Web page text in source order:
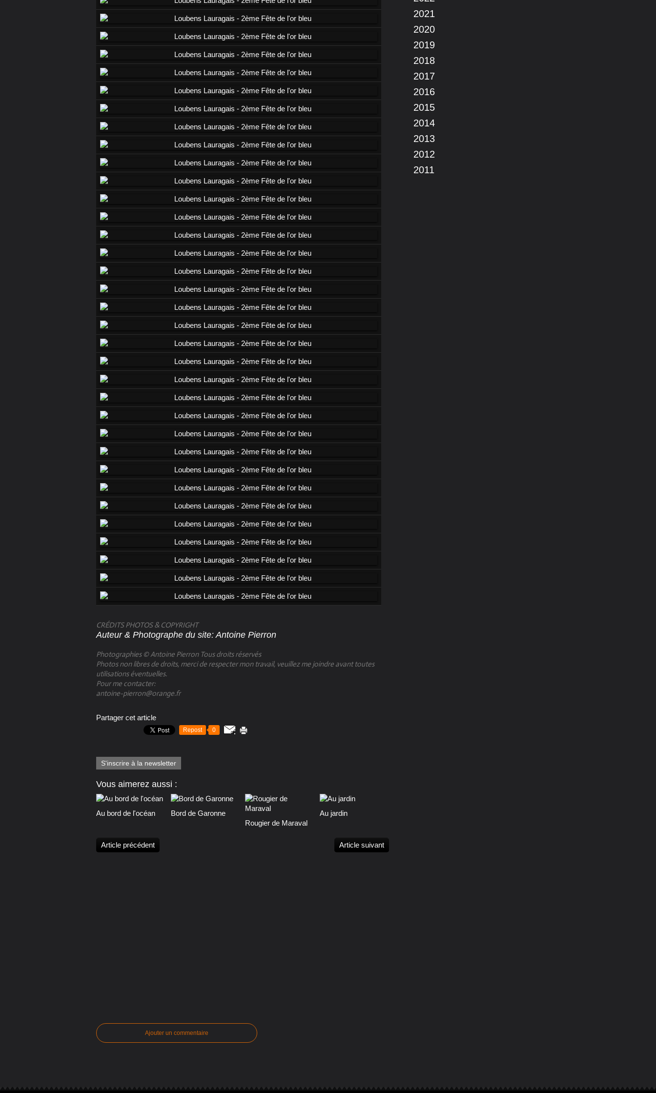
CRÉDITS PHOTOS & COPYRIGHT
Auteur & Photographe du site: Antoine Pierron
Photographies © Antoine Pierron Tous droits réservés
Photos non libres de droits, merci de respecter mon travail, veuillez me joindre avant toutes
utilisations éventuelles.​
Pour me contacter:
antoine-pierron@orange.fr
Partager cet article
Repost 0
S'inscrire à la newsletter
Vous aimerez aussi :
Au bord de l'océan
Bord de Garonne
Rougier de Maraval
Au jardin
Article précédent Article suivant
Ajouter un commentaire
2021
2020
2019
2018
2017
2016
2015
2014
2013
2012
2011